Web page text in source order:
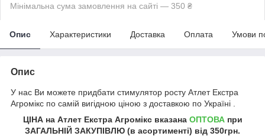
Мінімальна сума замовлення на сайті — 350 ₴
Опис Характеристики Доставка Оплата Умови
Опис
У нас Ви можете придбати стимулятор росту Атлет Екстра
Агромікс по самій вигідною ціною з доставкою по Україні .
ЦІНА на Атлет Екстра Агроміксвказана ОПТОВАпри
ЗАГАЛЬНІЙ ЗАКУПІВЛЮ (в асортименті) від 350грн.